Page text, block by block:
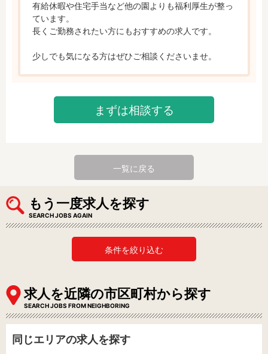
有給休暇や住宅手当など他の園よりも福利厚生が整っ
ています。
長くご勤務されたい方にもおすすめの求人です。
少しでも気になる方はぜひご相談くださいませ。
まずは相談する
一覧に戻る
もう一度求人を探す
SEARCH JOBS AGAIN
条件を絞り込む
求人を近隣の市区町村から探す
SEARCH JOBS FROM NEIGHBORING
同じエリアの求人を探す